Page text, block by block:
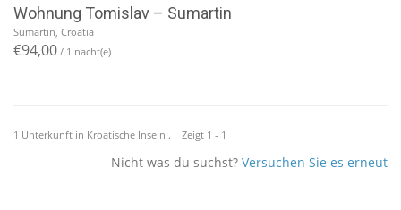
Wohnung Tomislav – Sumartin
Sumartin, Croatia
€94,00 / 1 nacht(e)
1 Unterkunft in Kroatische Inseln . Zeigt 1 - 1
Nicht was du suchst? Versuchen Sie es erneut